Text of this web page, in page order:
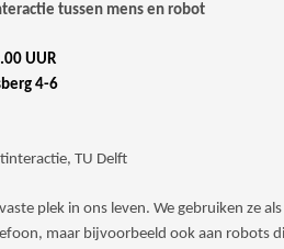
tussen mens en robot
UUR
4-6
TU Delft
plek in ons leven. We gebruiken ze
maar bijvoorbeeld ook aan robots